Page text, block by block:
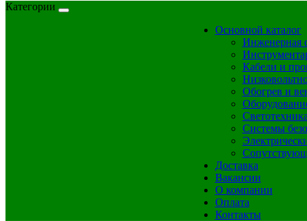
Категории
Основной каталог
Инженерная
Кабели и
Обогрев и
Системы
Доставка
Вакансии
О компании
Оплата
Контакты